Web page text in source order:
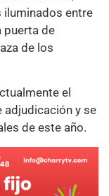
iluminados entre
puerta de
de los
el
adjudicación y se
de este año.